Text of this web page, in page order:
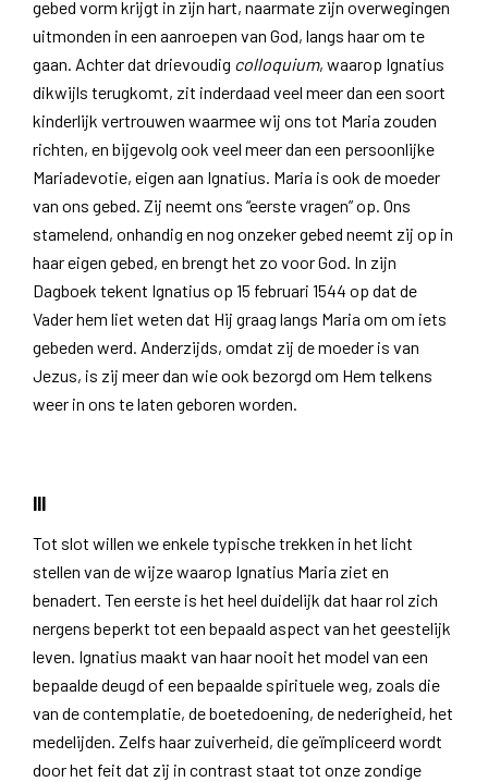
gebed vorm krijgt in zijn hart, naarmate zijn overwegingen
uitmonden in een aanroepen van God, langs haar om te
gaan. Achter dat drievoudig colloquium, waarop Ignatius
dikwijls terugkomt, zit inderdaad veel meer dan een soort
kinderlijk vertrouwen waarmee wij ons tot Maria zouden
richten, en bijgevolg ook veel meer dan een persoonlijke
Mariadevotie, eigen aan Ignatius. Maria is ook de moeder
van ons gebed. Zij neemt ons “eerste vragen” op. Ons
stamelend, onhandig en nog onzeker gebed neemt zij op in
haar eigen gebed, en brengt het zo voor God. In zijn
Dagboek tekent Ignatius op 15 februari 1544 op dat de
Vader hem liet weten dat Hij graag langs Maria om om iets
gebeden werd. Anderzijds, omdat zij de moeder is van
Jezus, is zij meer dan wie ook bezorgd om Hem telkens
weer in ons te laten geboren worden.
III
Tot slot willen we enkele typische trekken in het licht
stellen van de wijze waarop Ignatius Maria ziet en
benadert. Ten eerste is het heel duidelijk dat haar rol zich
nergens beperkt tot een bepaald aspect van het geestelijk
leven. Ignatius maakt van haar nooit het model van een
bepaalde deugd of een bepaalde spirituele weg, zoals die
van de contemplatie, de boetedoening, de nederigheid, het
medelijden. Zelfs haar zuiverheid, die geïmpliceerd wordt
door het feit dat zij in contrast staat tot onze zondige